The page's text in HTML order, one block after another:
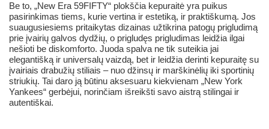
Be to, „New Era 59FIFTY“ plokščia kepuraitė yra puikus
pasirinkimas tiems, kurie vertina ir estetiką, ir praktiškumą. Jos
suaugusiesiems pritaikytas dizainas užtikrina patogų prigludimą
prie įvairių galvos dydžių, o prigludęs prigludimas leidžia ilgai
nešioti be diskomforto. Juoda spalva ne tik suteikia jai
elegantišką ir universalų vaizdą, bet ir leidžia derinti kepuraitę su
įvairiais drabužių stiliais – nuo džinsų ir marškinėlių iki sportinių
striukių. Tai daro ją būtinu aksesuaru kiekvienam „New York
Yankees“ gerbėjui, norinčiam išreikšti savo aistrą stilingai ir
autentiškai.